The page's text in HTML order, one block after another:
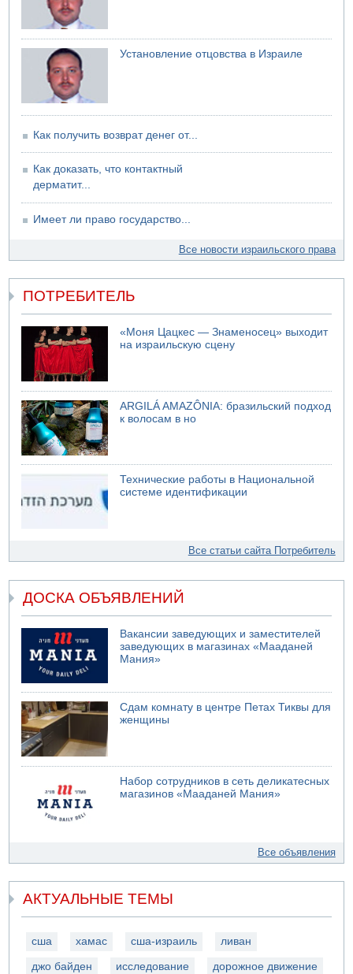
Установление отцовства в Израиле
Как получить возврат денег от...
Как доказать, что контактный
дерматит...
Имеет ли право государство...
Все новости израильского права
ПОТРЕБИТЕЛЬ
«Моня Цацкес — Знаменосец» выходит
на израильскую сцену
ARGILÁ AMAZÔNIA: бразильский подход
к волосам в но
Технические работы в Национальной
системе идентификации
Все статьи сайта Потребитель
ДОСКА ОБЪЯВЛЕНИЙ
Вакансии заведующих и заместителей
заведующих в магазинах «Мааданей
Мания»
Сдам комнату в центре Петах Тиквы для
женщины
Набор сотрудников в сеть деликатесных
магазинов «Мааданей Мания»
Все объявления
АКТУАЛЬНЫЕ ТЕМЫ
сша хамас сша-израиль ливан
джо байден исследование дорожное движение